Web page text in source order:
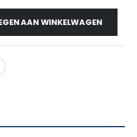
AAN WINKELWAGEN